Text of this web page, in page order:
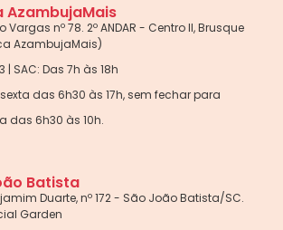
AzambujaMais
Vargas nº 78. 2º ANDAR - Centro II, Brusque
AzambujaMais)
SAC: Das 7h às 18h
das 6h30 às 17h, sem fechar para
das 6h30 às 10h.
Batista
Duarte, nº 172 - São João Batista/SC.
Garden